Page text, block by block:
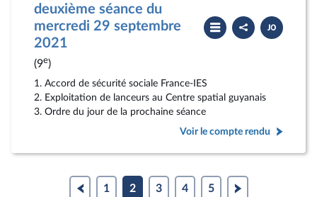
deuxième séance du
mercredi 29 septembre
2021
(9e)
Partager
le
compte
Télécharger
le
PDF
1. Accord de sécurité sociale France-IES
2. Exploitation de lanceurs au Centre spatial guyanais
3. Ordre du jour de la prochaine séance
Voir le compte rendu
1 2 3 4 5